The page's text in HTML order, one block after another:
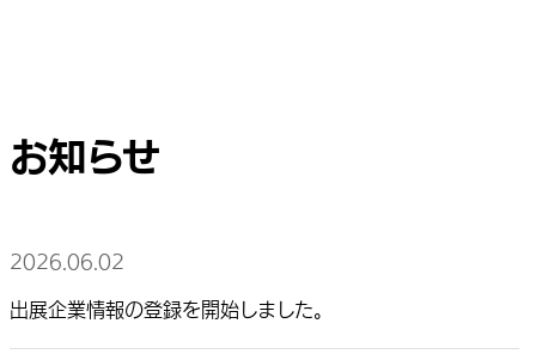
お知らせ
2026.06.02
出展企業情報の登録を開始しました。